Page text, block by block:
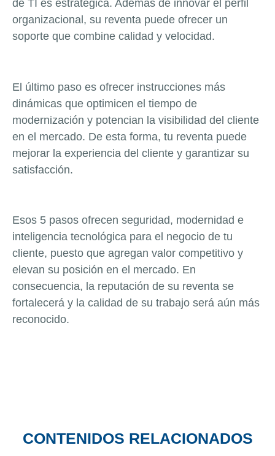
de TI es estratégica. Además de innovar el perfil
organizacional, su reventa puede ofrecer un
soporte que combine calidad y velocidad.
El último paso es ofrecer instrucciones más
dinámicas que optimicen el tiempo de
modernización y potencian la visibilidad del cliente
en el mercado. De esta forma, tu reventa puede
mejorar la experiencia del cliente y garantizar su
satisfacción.
Esos 5 pasos ofrecen seguridad, modernidad e
inteligencia tecnológica para el negocio de tu
cliente, puesto que agregan valor competitivo y
elevan su posición en el mercado. En
consecuencia, la reputación de su reventa se
fortalecerá y la calidad de su trabajo será aún más
reconocido.
CONTENIDOS RELACIONADOS